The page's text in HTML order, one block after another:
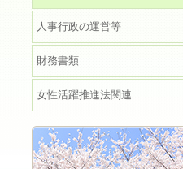
人事行政の運営等
財務書類
女性活躍推進法関連